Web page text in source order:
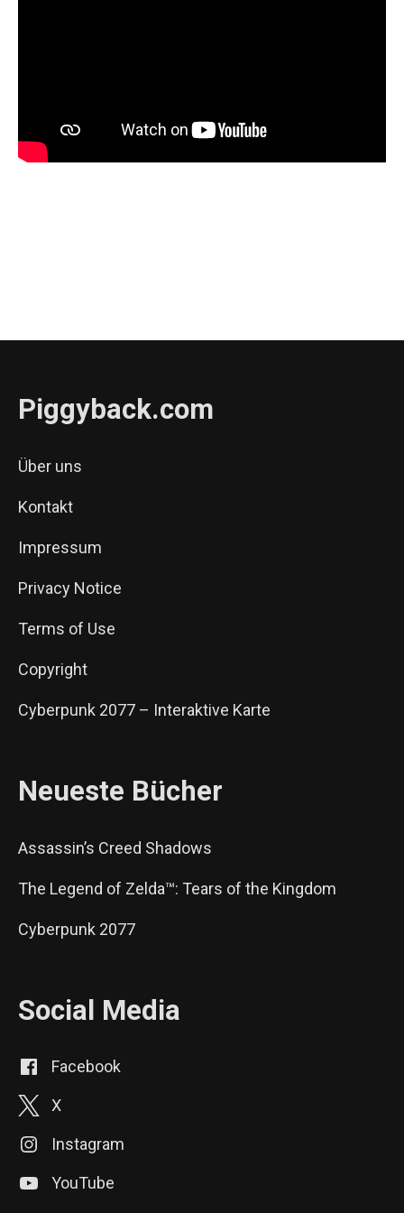
Piggyback.com
Über uns
Kontakt
Impressum
Privacy Notice
Terms of Use
Copyright
Cyberpunk 2077 – Interaktive Karte
Neueste Bücher
Assassin’s Creed Shadows
The Legend of Zelda™: Tears of the Kingdom
Cyberpunk 2077
Social Media
Facebook
X
Instagram
YouTube